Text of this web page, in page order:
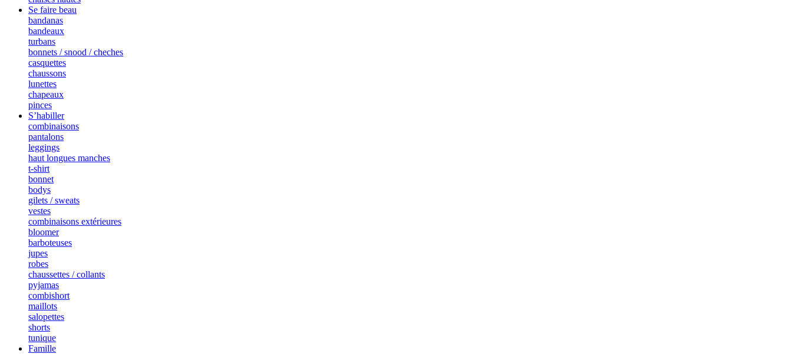
Se faire beau
bandanas
bandeaux
turbans
bonnets / snood / cheches
casquettes
chaussons
lunettes
chapeaux
pinces
S’habiller
combinaisons
pantalons
leggings
haut longues manches
t-shirt
bonnet
bodys
gilets / sweats
vestes
combinaisons extérieures
bloomer
barboteuses
jupes
robes
chaussettes / collants
pyjamas
combishort
maillots
salopettes
shorts
tunique
Famille